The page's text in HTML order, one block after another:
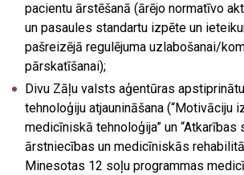
pacientu ārstēšanā (ārējo normatīvo
un pasaules standartu izpēte un
pašreizējā regulējuma uzlabošanai/
pārskatīšanai);
Divu Zāļu valsts aģentūras
tehnoloģiju atjaunināšana (“Motivāciju
medicīniskā tehnoloģija” un “Atkarības
ārstniecības un medicīniskās
Minesotas 12 soļu programmas